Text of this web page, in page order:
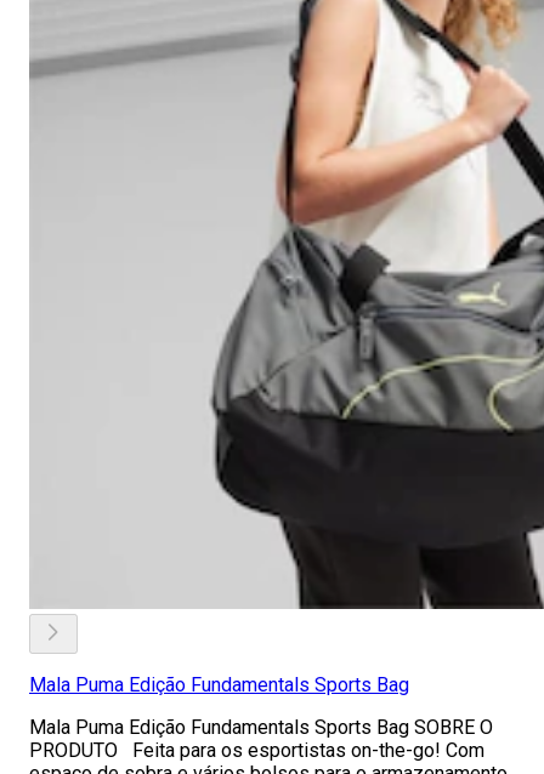
Mala Puma Edição Fundamentals Sports Bag
Mala Puma Edição Fundamentals Sports Bag SOBRE O
PRODUTO Feita para os esportistas on-the-go! Com